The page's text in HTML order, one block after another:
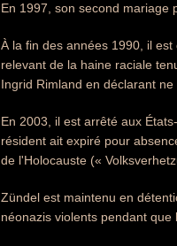
En 1997, son second mariage
À la fin des années 1990, il
relevant de la haine raciale
Ingrid Rimland en déclarant
En 2003, il est arrêté aux
résident ait expiré pour
de l'Holocauste («
Zündel est maintenu en
néonazis violents pendant